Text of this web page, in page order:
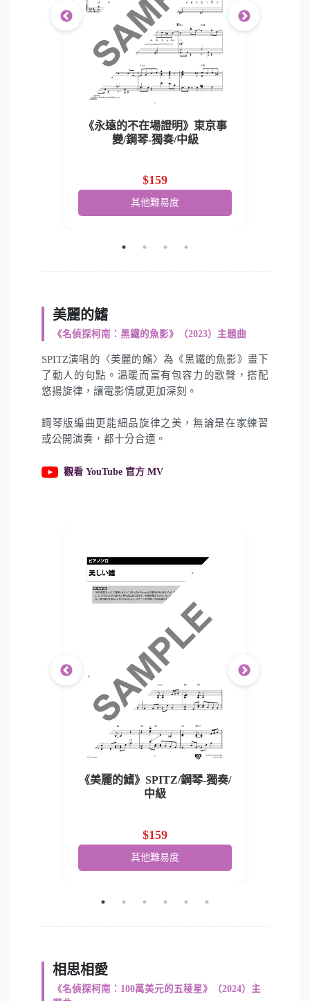
《永遠的不在場證明》東京事
變/鋼琴-獨奏/中級
$159
其他難易度
美麗的鰭
《名偵探柯南：黑鐵的魚影》（2023）主題曲
SPITZ演唱的〈美麗的鰭〉為《黑鐵的魚影》畫下
了動人的句點。溫暖而富有包容力的歌聲，搭配
悠揚旋律，讓電影情感更加深刻。
鋼琴版編曲更能細品旋律之美，無論是在家練習
或公開演奏，都十分合適。
觀看 YouTube 官方 MV
《美麗的鰭》SPITZ/鋼琴-獨奏/
中級
$159
其他難易度
相思相愛
《名偵探柯南：100萬美元的五稜星》（2024）主